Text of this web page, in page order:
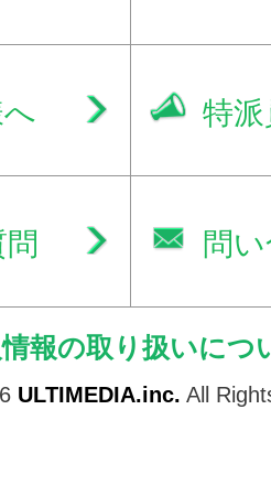
特
問
報の取り扱いにつ
ULTIMEDIA.inc. All